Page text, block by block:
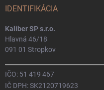
IDENTIFIKÁCIA
Kaliber SP s.r.o.
Hlavná 46/18
091 01 Stropkov
IČO: 51 419 467
IČ DPH: SK2120719623